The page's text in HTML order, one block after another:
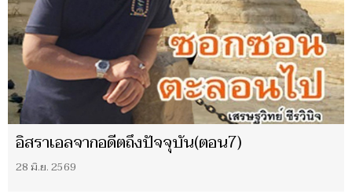
อิสราเอลจากอดีตถึงปัจจุบัน(ตอน7)
28 มิ.ย. 2569